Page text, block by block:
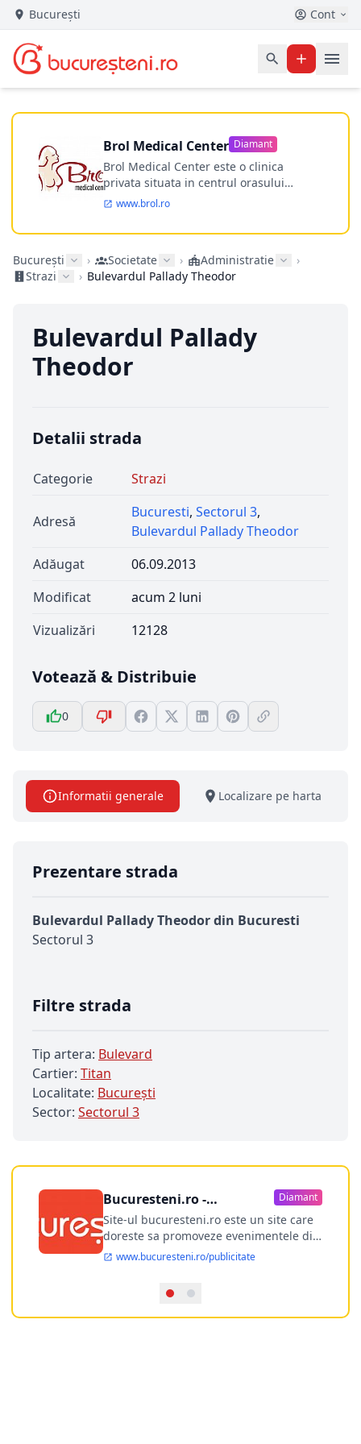
București Cont
Brol Medical Center Diamant
Brol Medical Center este o clinica
privata situata in centrul orasului
Timisoara avand o experienta de
Incepand din anul 2009 clinica isi
ultramodern.
www.brol.ro
București › Societate › Administratie
›
Strazi
› Bulevardul Pallady Theodor
Bulevardul Pallady
Theodor
Detalii strada
Categorie Strazi
Adresă
Bucuresti, Sectorul 3,
Bulevardul Pallady Theodor
Adăugat
06.09.2013
Modificat
acum 2 luni
Vizualizări
12128
Votează & Distribuie
0
Informatii generale Localizare pe harta
Prezentare strada
Bulevardul Pallady Theodor din Bucuresti
Sectorul 3
Filtre strada
Tip artera: Bulevard
Cartier: Titan
Localitate: Bucureşti
Sector: Sectorul 3
Bucuresteni.ro -
publicitate online
Diamant
Site-ul bucuresteni.ro este un site care
doreste sa promoveze evenimentele din
Bucuresti si nu numai, sa puna la
dispozitia utilizatorului cea mai
Bucuresti-ului, si in acelasi timp sa
ofere posibilitatea firmel...
www.bucuresteni.ro/publicitate